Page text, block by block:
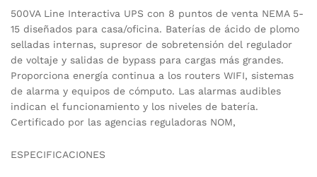
500VA Line Interactiva UPS con 8 puntos de venta NEMA 5-
15 diseñados para casa/oficina. Baterías de ácido de plomo
selladas internas, supresor de sobretensión del regulador
de voltaje y salidas de bypass para cargas más grandes.
Proporciona energía continua a los routers WIFI, sistemas
de alarma y equipos de cómputo. Las alarmas audibles
indican el funcionamiento y los niveles de batería.
Certificado por las agencias reguladoras NOM,
ESPECIFICACIONES